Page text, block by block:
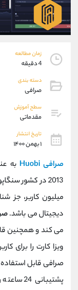
زمان مطالعه
4 دقیقه
دسته بندی
صرافی
سطح آموزش
مقدماتی
تاریخ انتشار
۱ بهمن ۱۴۰۰
صرافی Huobi
به
میلیون کاربر، جز
دیجیتال می باشد.
می کند و همچنین
ویزا کارت را برای
واتساپ
تلگرام
پشتیبان فروش
موبایل
واتساپ
داخلی
اطلاعات تماس (دفتر
تلفن
بدون پیش شماره
اینستاگرام
کانال تلگرام